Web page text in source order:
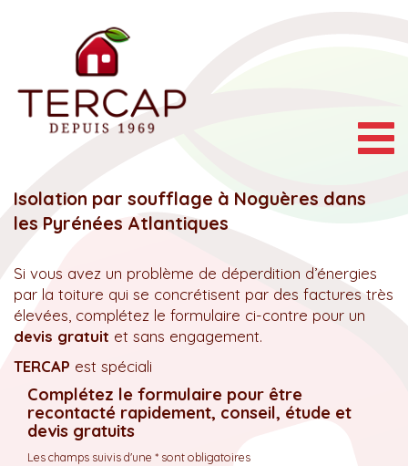
Isolation par soufflage à Noguères dans
les Pyrénées Atlantiques
Si vous avez un problème de déperdition d’énergies
par la toiture qui se concrétisent par des factures très
élevées, complétez le formulaire ci-contre pour un
devis gratuit et sans engagement.
TERCAP est spéciali
Complétez le formulaire pour être
recontacté rapidement, conseil, étude et
devis gratuits
Les champs suivis d'une * sont obligatoires